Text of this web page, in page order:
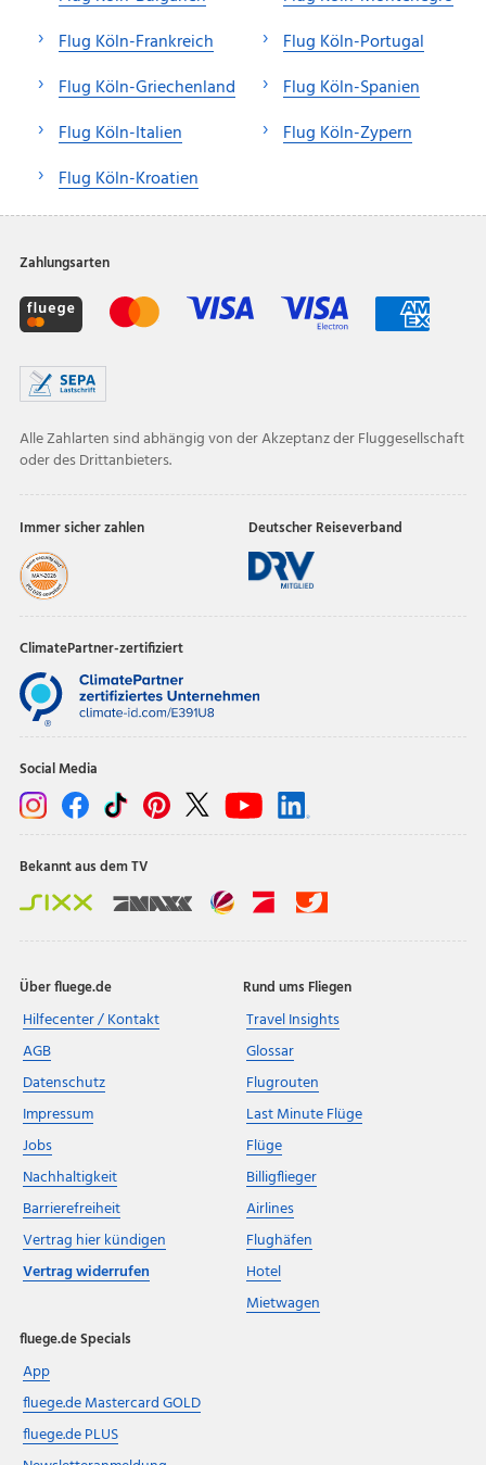
Flug Köln-Frankreich
Flug Köln-Griechenland
Flug Köln-Italien
Flug Köln-Kroatien
Flug Köln-Portugal
Flug Köln-Spanien
Flug Köln-Zypern